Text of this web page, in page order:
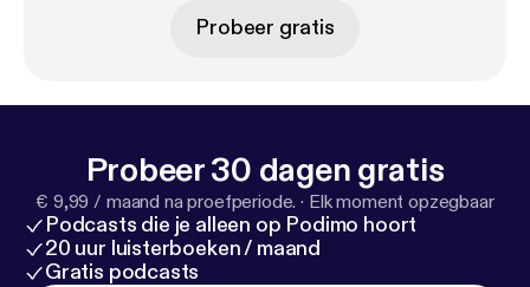
Probeer gratis
Probeer 30 dagen gratis
€ 9,99 / maand na proefperiode. · Elk moment opzegbaar
Podcasts die je alleen op Podimo hoort
20 uur luisterboeken / maand
Gratis podcasts